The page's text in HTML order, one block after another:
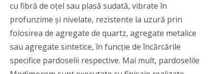
cu fibră de oțel sau plasă sudată, vibrate în
profunzime și nivelate, rezistente la uzură prin
folosirea de agregate de quartz, agregate metalice
sau agregate sintetice, în funcție de încărcările
specifice pardoselii respective. Mai mult, pardoselile